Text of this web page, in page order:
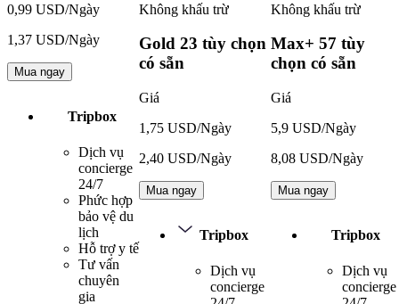
0,99 USD/Ngày
1,37 USD/Ngày
Mua ngay
Tripbox
Dịch vụ
concierge
24/7
Phức hợp
bảo vệ du
lịch
Hỗ trợ y tế
Tư vấn
chuyên
gia
Không khấu trừ
Gold 23 tùy chọn
có sẵn
Giá
1,75 USD/Ngày
2,40 USD/Ngày
Mua ngay
Tripbox
Dịch vụ
concierge
Không khấu trừ
Max+ 57 tùy
chọn có sẵn
Giá
5,9 USD/Ngày
8,08 USD/Ngày
Mua ngay
Tripbox
Dịch vụ
concierge